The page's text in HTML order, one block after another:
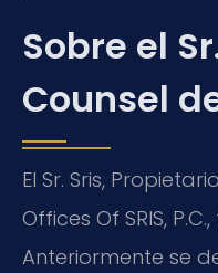
Sobre el
Counsel
El Sr. Sris,
Offices Of SRIS,
Anteriormente se